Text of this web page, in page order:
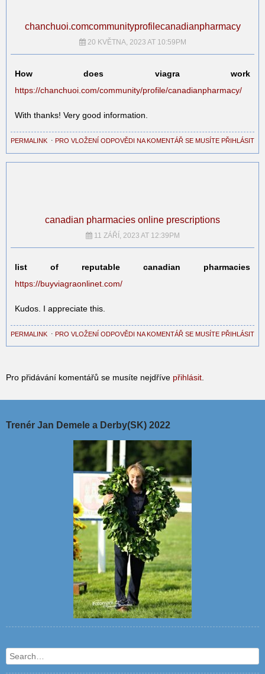
chanchuoi.comcommunityprofilecanadianpharmacy
20 KVĚTNA, 2023 AT 10:59PM
How does viagra work
https://chanchuoi.com/community/profile/canadianpharmacy/
With thanks! Very good information.
PERMALINK ⋅ PRO VLOŽENÍ ODPOVĚDI NA KOMENTÁŘ SE MUSÍTE PŘIHLÁSIT
canadian pharmacies online prescriptions
11 ZÁŘÍ, 2023 AT 12:39PM
list of reputable canadian pharmacies
https://buyviagraonlinet.com/
Kudos. I appreciate this.
PERMALINK ⋅ PRO VLOŽENÍ ODPOVĚDI NA KOMENTÁŘ SE MUSÍTE PŘIHLÁSIT
Pro přidávání komentářů se musíte nejdříve přihlásit
Trenér Jan Demele a Derby(SK) 2022
Search